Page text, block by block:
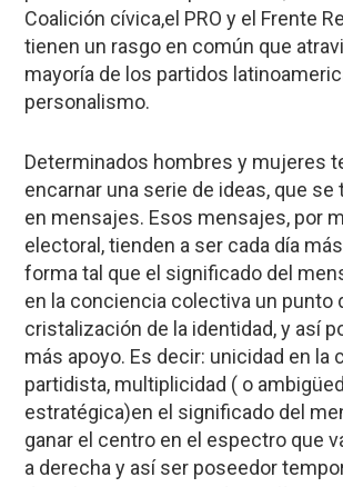
Coalición cívica,el PRO y el Frente
tienen un rasgo en común que
mayoría de los partidos
personalismo.
Determinados hombres y mujeres
encarnar una serie de ideas, que
en mensajes. Esos mensajes, por
electoral, tienden a ser cada día
forma tal que el significado del
en la conciencia colectiva un punto
cristalización de la identidad, y así
más apoyo. Es decir: unicidad en la
partidista, multiplicidad ( o
estratégica)en el significado del
ganar el centro en el espectro que
a derecha y así ser poseedor